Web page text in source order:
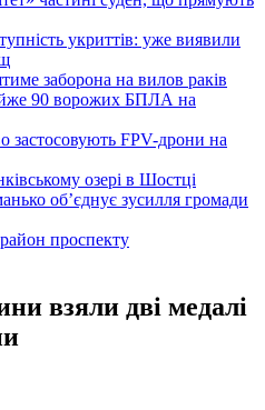
укриттів: уже виявили
заборона на вилов раків
90 ворожих БПЛА на
застосовують FPV-дрони на
озері в Шостці
об’єднує зусилля громади
проспекту
взяли дві медалі